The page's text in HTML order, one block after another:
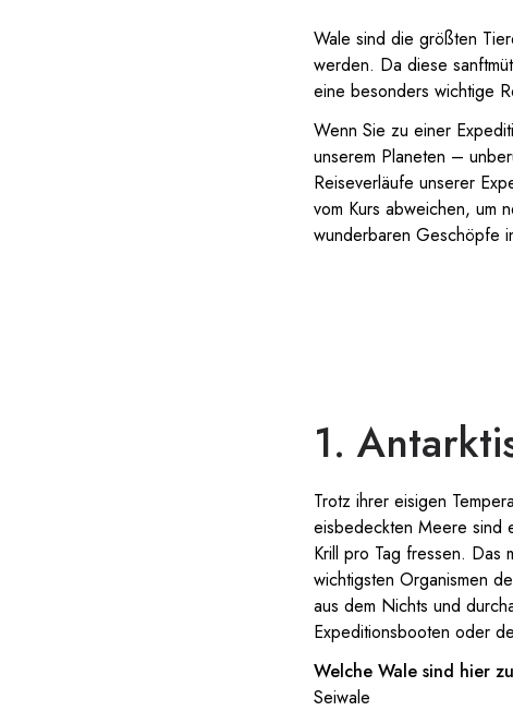
Wale sind die größten
werden. Da diese
eine besonders wichtige
Wenn Sie zu einer
unserem Planeten –
Reiseverläufe unserer
vom Kurs abweichen, um
wunderbaren Geschöpfe
1.
Trotz ihrer eisigen
eisbedeckten Meere sind
Krill pro Tag fressen. Das
wichtigsten Organismen
aus dem Nichts und
Expeditionsbooten oder
Welche Wale sind hier
Seiwale